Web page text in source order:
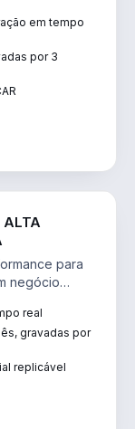
em tempo
por 3
ALTA
para
negócio
real
gravadas por
replicável